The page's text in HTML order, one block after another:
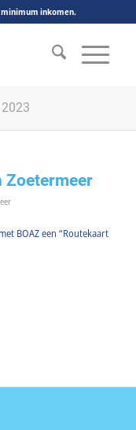
minimum inkomen.
Zoetermeer
BOAZ een “Routekaart